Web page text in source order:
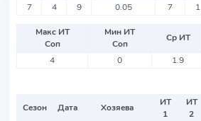
7
4 9 0.05 7 1
Макс ИТ
Соп
Мин ИТ
Соп
Ср ИТ
4
0 1.9
Сезон Дата Хозяева
ИТ
1
ИТ
2